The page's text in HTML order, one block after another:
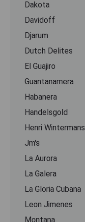
Dakota
Davidoff
Djarum
Dutch Delites
El Guajiro
Guantanamera
Habanera
Handelsgold
Henri Wintermans
Jm's
La Aurora
La Galera
La Gloria Cubana
Leon Jimenes
Montana